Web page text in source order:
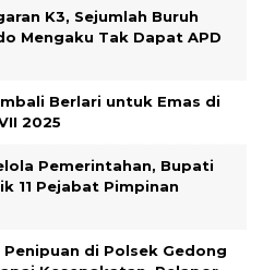
K3, Sejumlah Buruh
Mengaku Tak Dapat APD
Berlari untuk Emas di
2025
Pemerintahan, Bupati
11 Pejabat Pimpinan
Penipuan di Polsek Gedong